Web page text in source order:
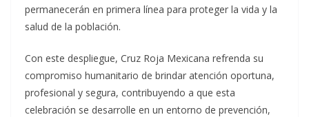
permanecerán en primera línea para proteger la vida y la
salud de la población.
Con este despliegue, Cruz Roja Mexicana refrenda su
compromiso humanitario de brindar atención oportuna,
profesional y segura, contribuyendo a que esta
celebración se desarrolle en un entorno de prevención,